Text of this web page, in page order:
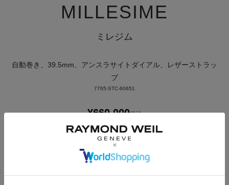
MILLESIME
ミレジム
自動巻き、39.5mm、アンスラサイトダイアル、レザーストラッ
プ
7765-STC-60651
¥660,000税込
2営業日以内に発送
お気に入りに登録する